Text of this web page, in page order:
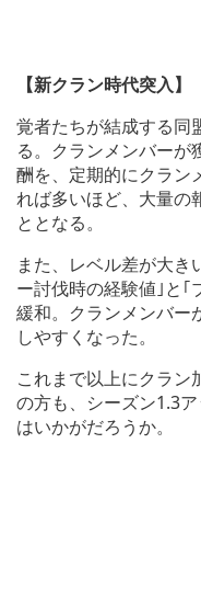
【新クラン時代突入】
覚者たちが結成する同
る。クランメンバーが
酬を、定期的にクラン
れば多いほど、大量の
ととなる。
また、レベル差が大き
ー討伐時の経験値｣と｢
緩和。クランメンバー
しやすくなった。
これまで以上にクラ
の方も、シーズン1.3
はいかがだろうか。